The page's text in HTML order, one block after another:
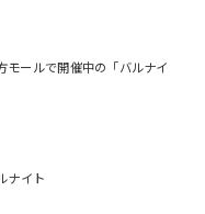
モールで開催中の「バルナイ
ナイト